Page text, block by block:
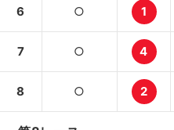
6 ○ 1
7 ○ 4
8 ○ 2